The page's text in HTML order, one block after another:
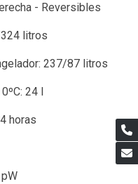
- Reversibles
litros
237/87 litros
24 l
horas